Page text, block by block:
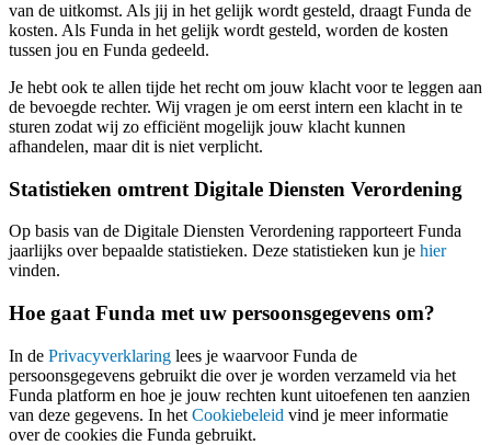
van de uitkomst. Als jij in het gelijk wordt gesteld, draagt Funda de
kosten. Als Funda in het gelijk wordt gesteld, worden de kosten
tussen jou en Funda gedeeld.
Je hebt ook te allen tijde het recht om jouw klacht voor te leggen aan
de bevoegde rechter. Wij vragen je om eerst intern een klacht in te
sturen zodat wij zo efficiënt mogelijk jouw klacht kunnen
afhandelen, maar dit is niet verplicht.
Statistieken omtrent Digitale Diensten Verordening
Op basis van de Digitale Diensten Verordening rapporteert Funda
jaarlijks over bepaalde statistieken. Deze statistieken kun je hier
vinden.
Hoe gaat Funda met uw persoonsgegevens om?
In de Privacyverklaring lees je waarvoor Funda de
persoonsgegevens gebruikt die over je worden verzameld via het
Funda platform en hoe je jouw rechten kunt uitoefenen ten aanzien
van deze gegevens. In het Cookiebeleid vind je meer informatie
over de cookies die Funda gebruikt.